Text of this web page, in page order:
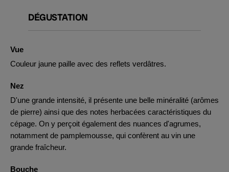
DÉGUSTATION
Vue
Couleur jaune paille avec des reflets verdâtres.
Nez
D'une grande intensité, il présente une belle minéralité (arômes
de pierre) ainsi que des notes herbacées caractéristiques du
cépage. On y perçoit également des nuances d'agrumes,
notamment de pamplemousse, qui confèrent au vin une
grande fraîcheur.
Bouche